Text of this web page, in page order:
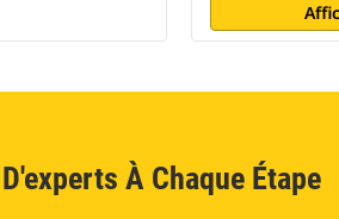
À Chaque Étape